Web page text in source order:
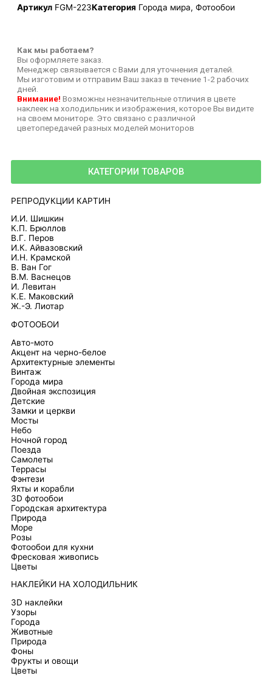
КАТЕГОРИИ ТОВАРОВ
РЕПРОДУКЦИИ КАРТИН
И.И. Шишкин
К.П. Брюллов
В.Г. Перов
И.К. Айвазовский
И.Н. Крамской
В. Ван Гог
В.М. Васнецов
И. Левитан
К.Е. Маковский
Ж.-Э. Лиотар
ФОТООБОИ
Авто-мото
Акцент на черно-белое
Архитектурные элементы
Винтаж
Города мира
Двойная экспозиция
Детские
Замки и церкви
Мосты
Небо
Ночной город
Поезда
Самолеты
Террасы
Фэнтези
Яхты и корабли
3D фотообои
Городская архитектура
Природа
Море
Розы
Фотообои для кухни
Фресковая живопись
Цветы
НАКЛЕЙКИ НА ХОЛОДИЛЬНИК
3D наклейки
Узоры
Города
Животные
Природа
Фоны
Фрукты и овощи
Цветы
Артикул FGM-223Категория Города мира, Фотообои
Как мы работаем?
Вы оформляете заказ.
Менеджер связывается с Вами для уточнения деталей.
Мы изготовим и отправим Ваш заказ в течение 1-2 рабочих
дней.
Внимание! Возможны незначительные отличия в цвете
наклеек на холодильник и изображения, которое Вы видите
на своем мониторе. Это связано с различной
цветопередачей разных моделей мониторов